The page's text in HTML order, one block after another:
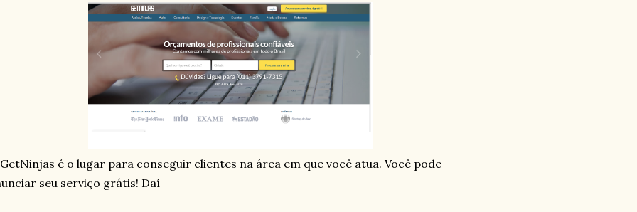
é o lugar para conseguir clientes na área em que você atua. Você pode
seu serviço grátis! Daí